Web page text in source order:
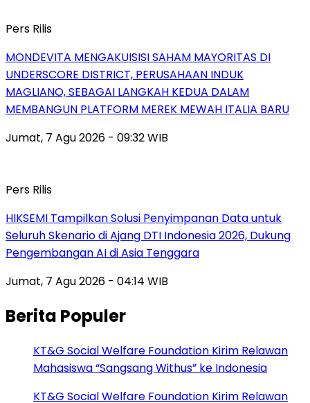
Pers Rilis
MONDEVITA MENGAKUISISI SAHAM MAYORITAS DI
UNDERSCORE DISTRICT, PERUSAHAAN INDUK
MAGLIANO, SEBAGAI LANGKAH KEDUA DALAM
MEMBANGUN PLATFORM MEREK MEWAH ITALIA BARU
Jumat, 7 Agu 2026 - 09:32 WIB
Pers Rilis
HIKSEMI Tampilkan Solusi Penyimpanan Data untuk
Seluruh Skenario di Ajang DTI Indonesia 2026, Dukung
Pengembangan AI di Asia Tenggara
Jumat, 7 Agu 2026 - 04:14 WIB
Berita Populer
KT&G Social Welfare Foundation Kirim Relawan
Mahasiswa “Sangsang Withus” ke Indonesia
KT&G Social Welfare Foundation Kirim Relawan